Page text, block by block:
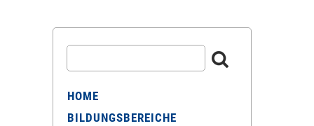
HOME
BILDUNGSBEREICHE